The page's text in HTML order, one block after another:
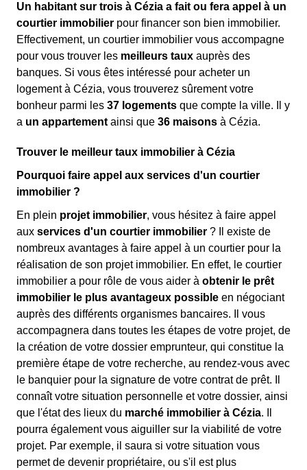
Un habitant sur trois à Cézia a fait ou fera appel à un
courtier immobilier pour financer son bien immobilier.
Effectivement, un courtier immobilier vous accompagne
pour vous trouver les meilleurs taux auprès des
banques. Si vous êtes intéressé pour acheter un
logement à Cézia, vous trouverez sûrement votre
bonheur parmi les 37 logements que compte la ville. Il y
a un appartement ainsi que 36 maisons à Cézia.
Trouver le meilleur taux immobilier à Cézia
Pourquoi faire appel aux services d'un courtier
immobilier ?
En plein projet immobilier, vous hésitez à faire appel
aux services d'un courtier immobilier ? Il existe de
nombreux avantages à faire appel à un courtier pour la
réalisation de son projet immobilier. En effet, le courtier
immobilier a pour rôle de vous aider à obtenir le prêt
immobilier le plus avantageux possible en négociant
auprès des différents organismes bancaires. Il vous
accompagnera dans toutes les étapes de votre projet, de
la création de votre dossier emprunteur, qui constitue la
première étape de votre recherche, au rendez-vous avec
le banquier pour la signature de votre contrat de prêt. Il
connaît votre situation personnelle et votre dossier, ainsi
que l'état des lieux du marché immobilier à Cézia. Il
pourra également vous aiguiller sur la viabilité de votre
projet. Par exemple, il saura si votre situation vous
permet de devenir propriétaire, ou s'il est plus